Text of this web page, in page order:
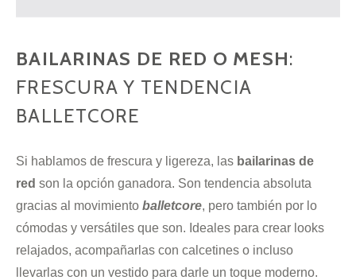
BAILARINAS DE RED O MESH:
FRESCURA Y TENDENCIA
BALLETCORE
Si hablamos de frescura y ligereza, las bailarinas de
red son la opción ganadora. Son tendencia absoluta
gracias al movimiento balletcore, pero también por lo
cómodas y versátiles que son. Ideales para crear looks
relajados, acompañarlas con calcetines o incluso
llevarlas con un vestido para darle un toque moderno.